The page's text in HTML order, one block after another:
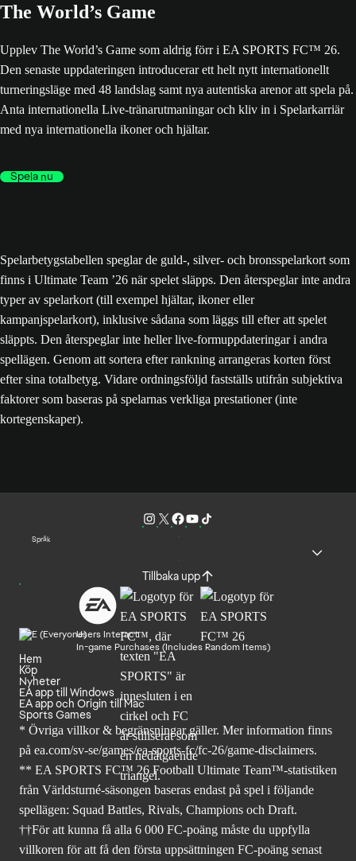
The World’s Game
Upplev The World’s Game som aldrig förr i EA SPORTS FC™ 26.
Den senaste uppdateringen introducerar ett helt nytt internationellt
turneringsläge med 48 landslag samt nya autentiska arenor att spela på.
Anta internationella Live-tränarutmaningar och kliv in i Spelarkarriär
med nya internationella ikoner och hjältar.
Spela nu
Spelarbetygstabellen speglar de guld-, silver- och bronsspelarkort som
finns i Ultimate Team ’26 när spelet släpps. Den återspeglar inte andra
typer av spelarkort (till exempel hjältar, ikoner eller
kampanjspelarkort), inklusive sådana som läggs till efter att spelet
släppts. Den återspeglar inte heller live-formuppdateringar i andra
spellägen. Genom att sortera efter rankning arrangeras korten först
efter sina totalbetyg. Vidare ordningsföljd fastställs utifrån subjektiva
faktorer som baseras på spelarnas verkliga prestationer (inte
kortegenskaper).
Språk
Tillbaka upp
Users Interact
In-game Purchases (Includes Random Items)
Hem
Köp
Nyheter
EA app till Windows
EA app och Origin till Mac
Sports Games
* Övriga villkor & begränsningar gäller. Merinformation finns
på ea.com/sv-se/games/ea-sports-fc/fc-26/game-disclaimers.
** EA SPORTS FC™ 26 Football Ultimate Team™-statistiken
från Världsturné-säsongen baseras endast på spel i följande
spellägen: Squad Battles, Rivals, Champions och Draft.
††För att kunna få alla 6 000 FC-poäng måste du uppfylla
villkoren för att få den första uppsättningen FC-poäng senast